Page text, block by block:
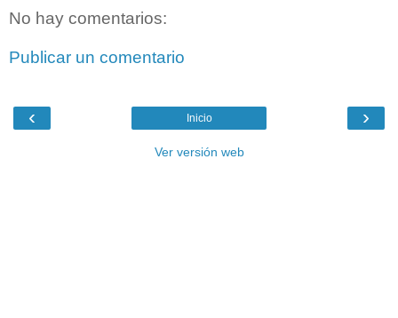
No hay comentarios:
Publicar un comentario
‹ ›
Inicio
Ver versión web